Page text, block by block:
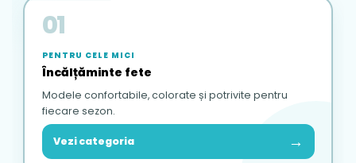
01
PENTRU CELE MICI
Încălțăminte fete
Modele confortabile, colorate și potrivite pentru
fiecare sezon.
Vezi categoria →